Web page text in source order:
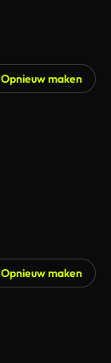
Opnieuw maken
Opnieuw maken